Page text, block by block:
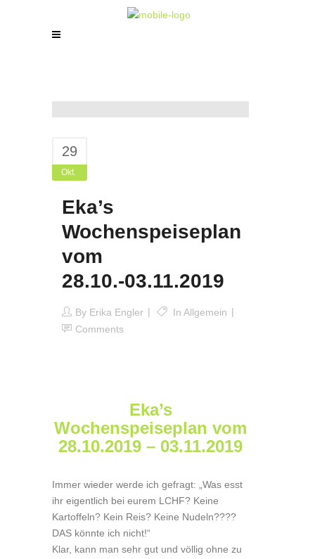
29
Okt.
Eka’s
Wochenspeiseplan
vom
28.10.-03.11.2019
By Erika Engler In Allgemein
Comments
Eka’s
Wochenspeiseplan vom
28.10.2019 – 03.11.2019
Immer wieder werde ich gefragt: „Was esst
ihr eigentlich bei eurem LCHF? Keine
Kartoffeln? Kein Reis? Keine Nudeln????
DAS könnte ich nicht!“
Klar, kann man sehr gut und völlig ohne zu